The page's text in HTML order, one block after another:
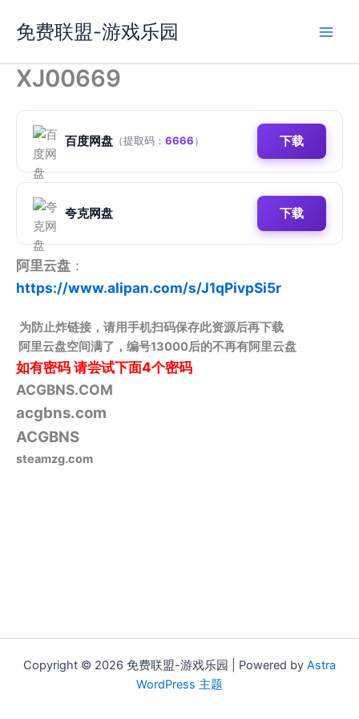
容
免费联盟-游戏乐园
XJ00669
百度网盘 （提取码： 6666） 下载
夸克网盘 下载
阿里云盘 ：
https://www.alipan.com/s/J1qPivpSi5r
为防止炸链接，请用手机扫码保存此资源后再下载
阿里云盘空间满了，编号13000后的不再有阿里云盘
如有密码请尝试下面4个密码
ACGBNS.COM
acgbns.com
ACGBNS
steamzg.com
Copyright © 2026 免费联盟-游戏乐园 | Powered by Astra
WordPress 主题